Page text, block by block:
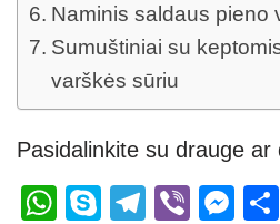
Naminis saldaus pieno
Sumuštiniai su
varškės sūriu
Pasidalinkite su drauge ar
W
S
T
Vi
M